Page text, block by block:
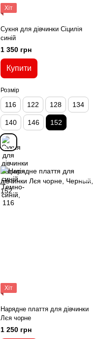
Хіт
Сукня для дівчинки Сіцилія
синій
1 350 грн
Купити
Розмір
116 122 128 134
140 146 152
Хіт
Нарядне плаття для дівчинки
Лєя чорне
1 250 грн